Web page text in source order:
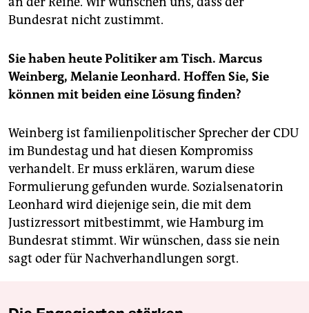
Bundesrat nicht zustimmt.
Sie haben heute Politiker am Tisch. Marcus
Weinberg, Melanie Leonhard. Hoffen Sie, Sie
können mit beiden eine Lösung finden?
Weinberg ist familienpolitischer Sprecher der CDU
im Bundestag und hat diesen Kompromiss
verhandelt. Er muss erklären, warum diese
Formulierung gefunden wurde. Sozialsenatorin
Leonhard wird diejenige sein, die mit dem
Justizressort mitbestimmt, wie Hamburg im
Bundesrat stimmt. Wir wünschen, dass sie nein
sagt oder für Nachverhandlungen sorgt.